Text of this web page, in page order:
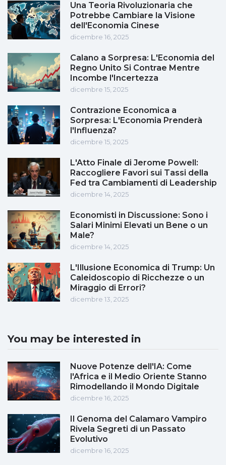
Una Teoria Rivoluzionaria che
Potrebbe Cambiare la Visione
dell'Economia Cinese
dicembre 16, 2025
Calano a Sorpresa: L'Economia del
Regno Unito Si Contrae Mentre
Incombe l'Incertezza
dicembre 15, 2025
Contrazione Economica a
Sorpresa: L'Economia Prenderà
l'Influenza?
dicembre 15, 2025
L'Atto Finale di Jerome Powell:
Raccogliere Favori sui Tassi della
Fed tra Cambiamenti di Leadership
dicembre 14, 2025
Economisti in Discussione: Sono i
Salari Minimi Elevati un Bene o un
Male?
dicembre 14, 2025
L'Illusione Economica di Trump: Un
Caleidoscopio di Ricchezze o un
Miraggio di Errori?
dicembre 13, 2025
You may be interested in
Nuove Potenze dell'IA: Come
l'Africa e il Medio Oriente Stanno
Rimodellando il Mondo Digitale
dicembre 16, 2025
Il Genoma del Calamaro Vampiro
Rivela Segreti di un Passato
Evolutivo
dicembre 16, 2025